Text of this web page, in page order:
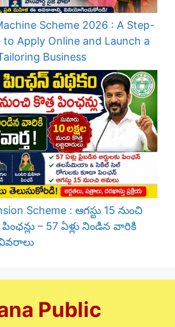
Scheme 2026 : A Step-
to Apply Online and Launch a
Business
Scheme : ఆగస్టు 15 నుంచి
– 57 ఏళ్లు నిండిన వారికి
వివరాలు
Public